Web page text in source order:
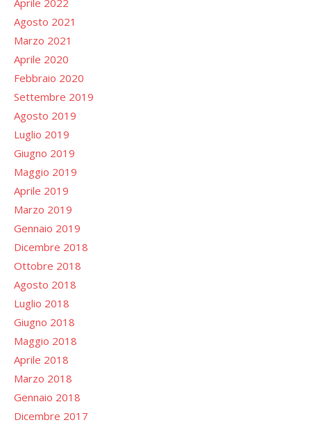
Aprile 2022
Agosto 2021
Marzo 2021
Aprile 2020
Febbraio 2020
Settembre 2019
Agosto 2019
Luglio 2019
Giugno 2019
Maggio 2019
Aprile 2019
Marzo 2019
Gennaio 2019
Dicembre 2018
Ottobre 2018
Agosto 2018
Luglio 2018
Giugno 2018
Maggio 2018
Aprile 2018
Marzo 2018
Gennaio 2018
Dicembre 2017